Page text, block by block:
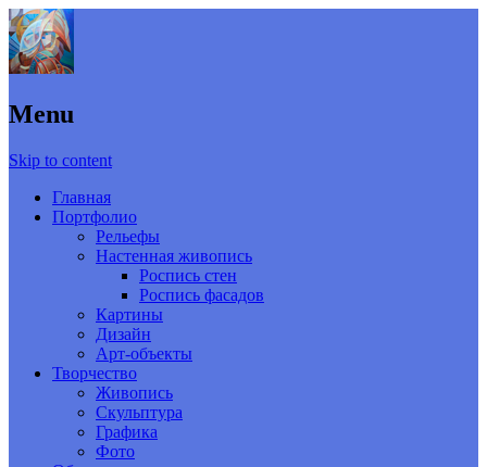
Menu
Skip to content
Главная
Портфолио
Рельефы
Настенная живопись
Роспись стен
Роспись фасадов
Картины
Дизайн
Арт-объекты
Творчество
Живопись
Скульптура
Графика
Фото